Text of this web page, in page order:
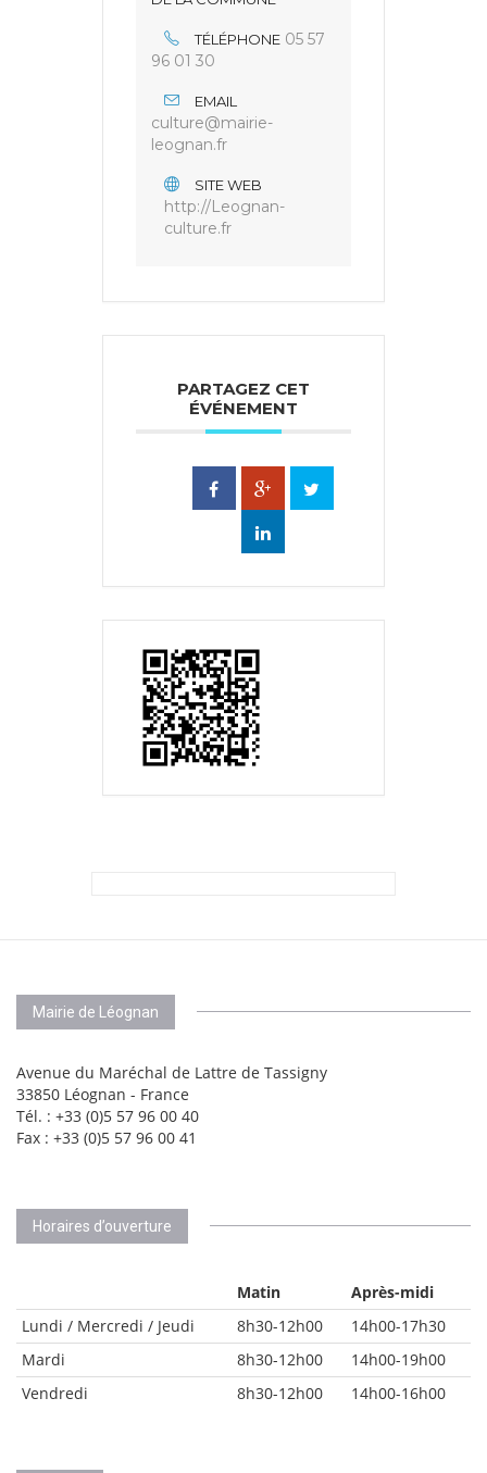
TÉLÉPHONE 05 57
96 01 30
EMAIL
culture@mairie-
leognan.fr
SITE WEB
http://Leognan-
culture.fr
PARTAGEZ CET
ÉVÉNEMENT
Mairie de Léognan
Avenue du Maréchal de Lattre de Tassigny
33850 Léognan - France
Tél. : +33 (0)5 57 96 00 40
Fax : +33 (0)5 57 96 00 41
Horaires d’ouverture
Matin
Après-midi
Lundi / Mercredi / Jeudi
8h30-12h00
14h00-17h30
Mardi
8h30-12h00
14h00-19h00
Vendredi
8h30-12h00 14h00-16h00